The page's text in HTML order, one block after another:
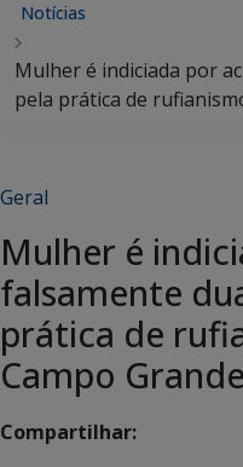
Notícias
Mulher é indiciada por
pela prática de
Geral
Mulher é
falsamente
prática de
Campo Grande
Compartilhar: